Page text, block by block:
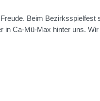
Beim Bezirksspielfest
in Ca-Mü-Max hinter uns.